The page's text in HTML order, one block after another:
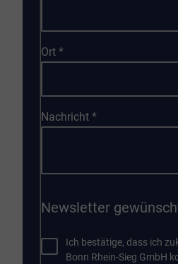
Ort*
Nachricht*
Newsletter
Ich bestätige, dass ich
Bonn Rhein-Sieg GmbH